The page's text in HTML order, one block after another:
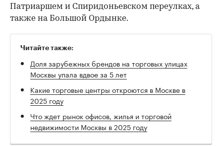
Патриаршем и Спиридоньевском переулках, а
также на Большой Ордынке.
Читайте также:
Доля зарубежных брендов на торговых улицах
Москвы упала вдвое за 5 лет
Какие торговые центры откроются в Москве в
2025 году
Что ждет рынок офисов, жилья и торговой
недвижимости Москвы в 2025 году